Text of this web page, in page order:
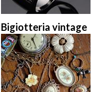
Bigiotteria vintage